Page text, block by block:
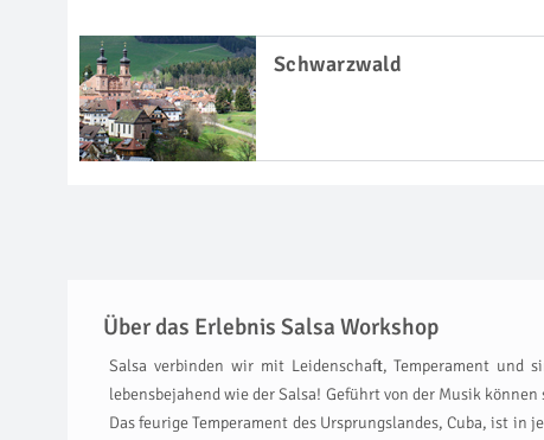
Schwarzwald
Über das Erlebnis Salsa Workshop
Salsa verbinden wir mit Leidenschaft, Temperament und
lebensbejahend wie der Salsa! Geführt von der Musik
Das feurige Temperament des Ursprungslandes, Cuba, ist